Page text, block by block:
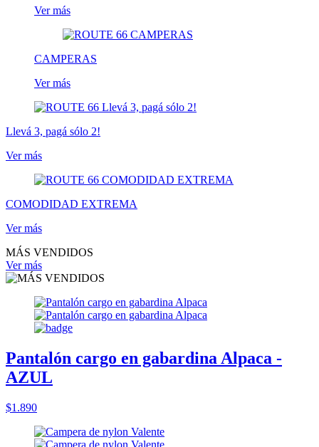
Ver más
CAMPERAS
Ver más
Llevá 3, pagá sólo 2!
Ver más
COMODIDAD EXTREMA
Ver más
MÁS VENDIDOS
Ver más
Pantalón cargo en gabardina Alpaca -
AZUL
$1.890